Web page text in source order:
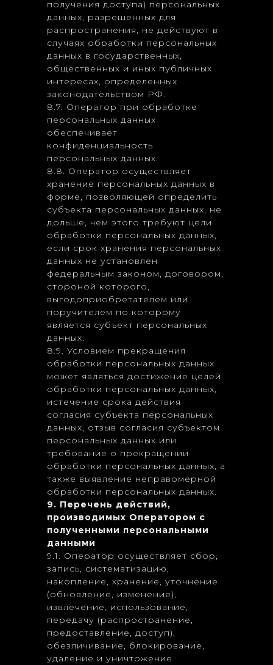
получения доступа) персональных
данных, разрешенных для
распространения, не действуют в
случаях обработки персональных
данных в государственных,
общественных и иных публичных
интересах, определенных
законодательством РФ.
8.7. Оператор при обработке
персональных данных
обеспечивает
конфиденциальность
персональных данных.
8.8. Оператор осуществляет
хранение персональных данных в
форме, позволяющей определить
субъекта персональных данных, не
дольше, чем этого требуют цели
обработки персональных данных,
если срок хранения персональных
данных не установлен
федеральным законом, договором,
стороной которого,
выгодоприобретателем или
поручителем по которому
является субъект персональных
данных.
8.9. Условием прекращения
обработки персональных данных
может являться достижение целей
обработки персональных данных,
истечение срока действия
согласия субъекта персональных
данных, отзыв согласия субъектом
персональных данных или
требование о прекращении
обработки персональных данных, а
также выявление неправомерной
обработки персональных данных.
9. Перечень действий,
производимых Оператором с
полученными персональными
данными
9.1. Оператор осуществляет сбор,
запись, систематизацию,
накопление, хранение, уточнение
(обновление, изменение),
извлечение, использование,
передачу (распространение,
предоставление, доступ),
обезличивание, блокирование,
удаление и уничтожение